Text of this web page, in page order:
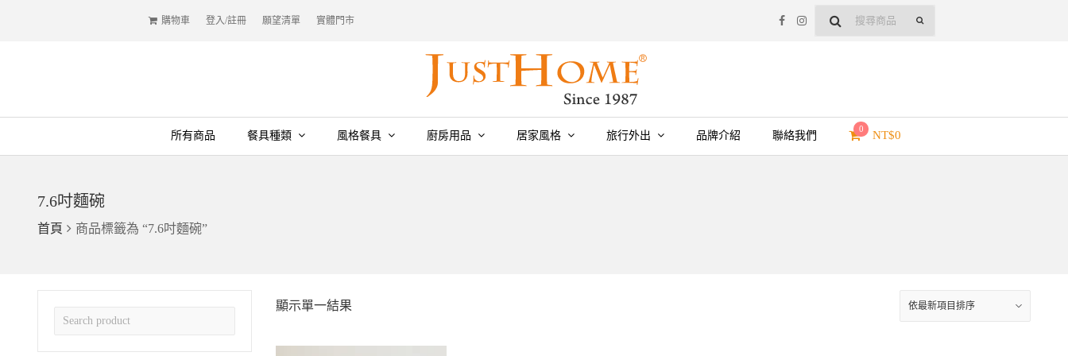
購物車 登入/註冊 願望清單 實體門市
所有商品 餐具種類 風格餐具 廚房用品 居家風格 旅行外出 品牌介紹 聯絡我們
0 NT$0
7.6吋麵碗
首頁 商品標籤為 “7.6吋麵碗”
顯示單一結果